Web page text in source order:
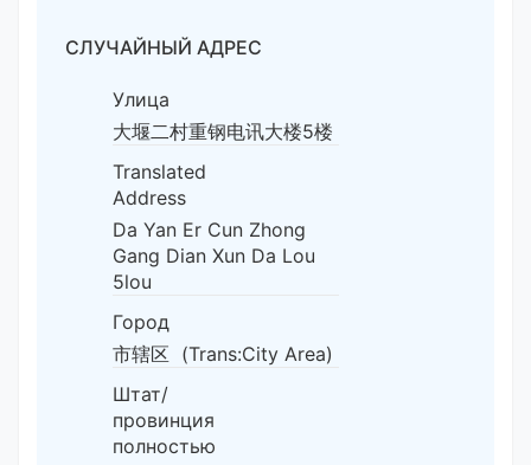
СЛУЧАЙНЫЙ АДРЕС
Улица
大堰二村重钢电讯大楼5楼
Translated
Address
Da Yan Er Cun Zhong
Gang Dian Xun Da Lou
5lou
Город
市辖区 (Trans:City Area)
Штат/
провинция
полностью